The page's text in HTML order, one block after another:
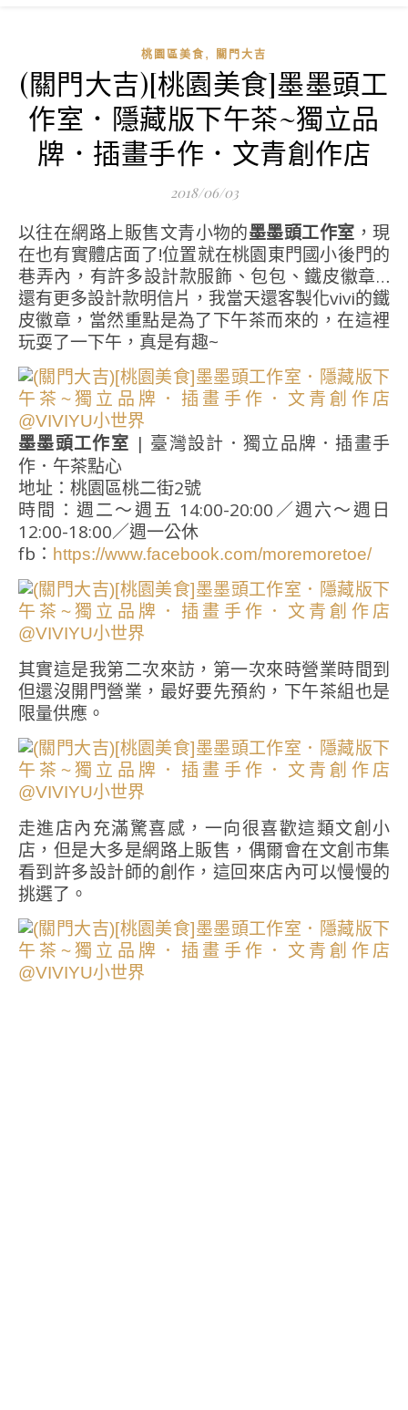
桃園區美食 , 關門大吉
(關門大吉)[桃園美食]墨墨頭工
作室．隱藏版下午茶~獨立品
牌．插畫手作．文青創作店
2018/06/03
以往在網路上販售文青小物的墨墨頭工作室 ，現
在也有實體店面了!位置就在桃園東門國小後門的
巷弄內，有許多設計款服飾、包包、鐵皮徽章…
還有更多設計款明信片，我當天還客製化vivi的鐵
皮徽章，當然重點是為了下午茶而來的，在這裡
玩耍了一下午，真是有趣~
墨墨頭工作室 | 臺灣設計．獨立品牌．插畫手
作．午茶點心
地址：桃園區桃二街2號
時間：週二～週五 14:00-20:00／週六～週日
12:00-18:00／週一公休
fb： https://www.facebook.com/moremoretoe/
其實這是我第二次來訪，第一次來時營業時間到
但還沒開門營業，最好要先預約，下午茶組也是
限量供應。
走進店內充滿驚喜感，一向很喜歡這類文創小
店，但是大多是網路上販售，偶爾會在文創市集
看到許多設計師的創作，這回來店內可以慢慢的
挑選了。